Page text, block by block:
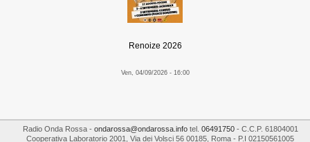
Renoize 2026
Ven, 04/09/2026 - 16:00
Radio Onda Rossa- ondarossa@ondarossa.infotel. 06491750- C.C.P. 61804001
Cooperativa Laboratorio 2001, Via dei Volsci 56 00185, Roma - P.I 02150561005